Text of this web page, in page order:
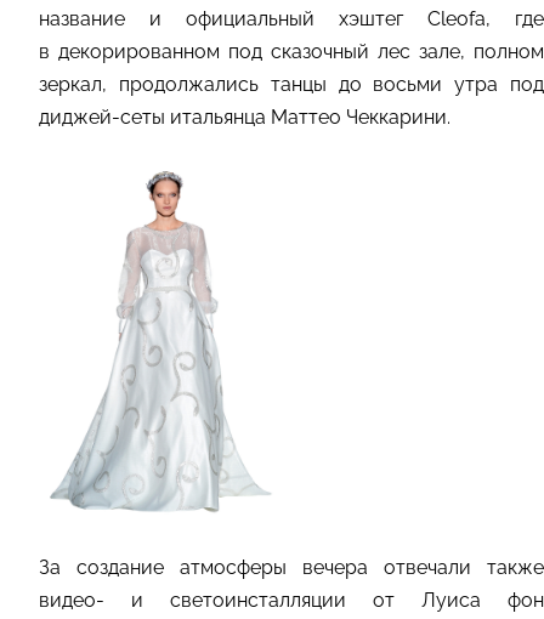
название и официальный хэштег Cleofa, где
в декорированном под сказочный лес зале, полном
зеркал, продолжались танцы до восьми утра под
диджей-сеты итальянца Маттео Чеккарини.
За создание атмосферы вечера отвечали также
видео- и светоинсталляции от Луиса фон